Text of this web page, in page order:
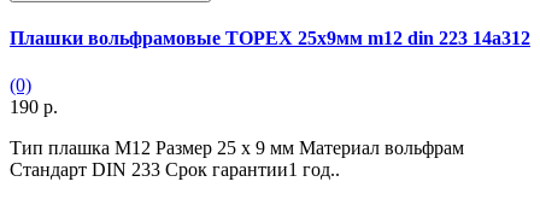
Плашки вольфрамовые TOPEX 25x9мм m12 din 223 14a312
(0)
190 р.
Тип плашка M12 Размер 25 х 9 мм Материал вольфрам
Стандарт DIN 233 Срок гарантии1 год..